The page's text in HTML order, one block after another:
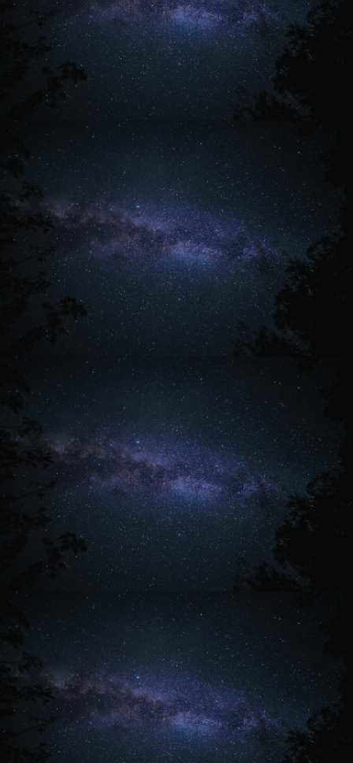
interessiert sind, oder konkrete oder allgemeine
Fragen zu bestimmten Lebensbereichen, Situationen
oder auch Mitmenschen haben, melden Sie sich
gerne schriftlich oder telefonisch bei mir!
Ich freue mich, Sie kennenzulernen.